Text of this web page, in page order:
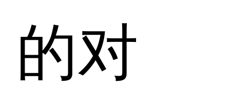
的对